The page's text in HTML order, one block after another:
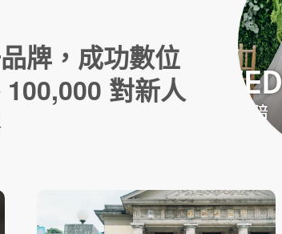
牌，成功數位
對新人